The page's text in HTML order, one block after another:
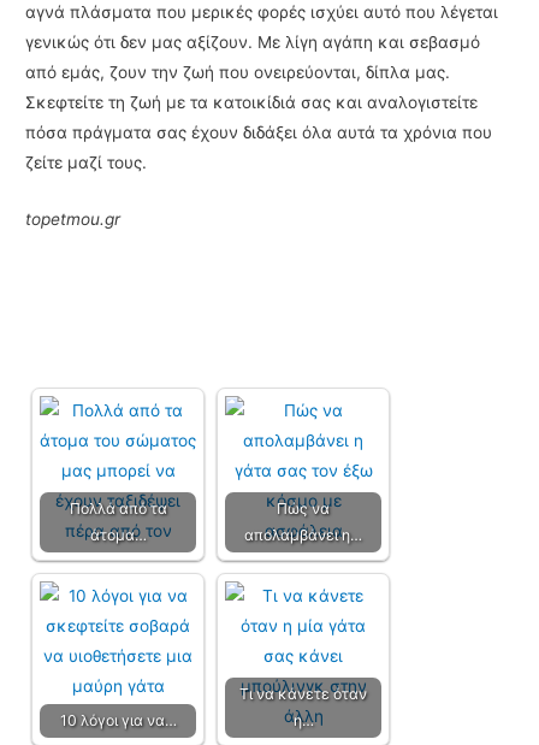
αγνά πλάσματα που μερικές φορές ισχύει αυτό που λέγεται
γενικώς ότι δεν μας αξίζουν. Με λίγη αγάπη και σεβασμό
από εμάς, ζουν την ζωή που ονειρεύονται, δίπλα μας.
Σκεφτείτε τη ζωή με τα κατοικίδιά σας και αναλογιστείτε
πόσα πράγματα σας έχουν διδάξει όλα αυτά τα χρόνια που
ζείτε μαζί τους.
topetmou.gr
Πολλά από τα
άτομα…
Πώς να
απολαμβάνει η…
10 λόγοι για να…
Τι να κάνετε όταν
η…